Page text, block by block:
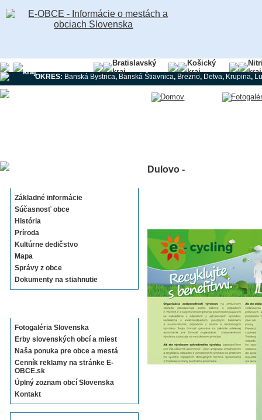
kraj
Bratislavský
kraj
Košický
kraj
kraj
OKRES: Banská Bystrica, Banská Štiavnica, Brezno, Detva, Krupina,
Základné informácie
Súčasnosť obce
História
Príroda
Kultúrne dedičstvo
Mapa
Správy z obce
Dokumenty na stiahnutie
Fotogaléria Slovenska
Erby slovenských obcí a miest
Naša ponuka pre obce a mestá
Cenník reklamy na stránke E-
OBCE.sk
Úplný zoznam obcí Slovenska
Kontakt
Dulovo -